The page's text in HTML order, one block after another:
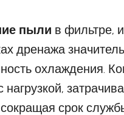
пыли в фильтре,
дренажа
охлаждения.
нагрузкой,
срок